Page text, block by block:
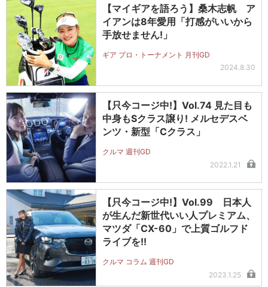
【マイギアを語ろう】桑木志帆 ア
イアンは8年愛用「打感がいいから
手放せません!」
ギア プロ・トーナメント 月刊GD
2024.8.30
【只今コージ中!】Vol.74 見た目も
中身もSクラス譲り! メルセデスベ
ンツ・新型「Cクラス」
クルマ 週刊GD
2022.1.21
【只今コージ中!】Vol.99 日本人
が生んだ新世代いい人プレミアム、
マツダ「CX-60」で上質ゴルフド
ライブを!!
クルマ コラム 週刊GD
2023.1.25